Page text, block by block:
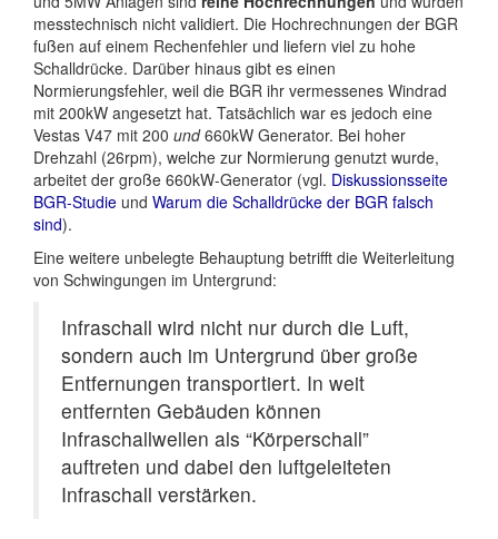
messtechnisch nicht validiert. Die Hochrechnungen der BGR
fußen auf einem Rechenfehler und liefern viel zu hohe
Schalldrücke. Darüber hinaus gibt es einen
Normierungsfehler, weil die BGR ihr vermessenes Windrad
mit 200kW angesetzt hat. Tatsächlich war es jedoch eine
Vestas V47 mit 200 und660kW Generator. Bei hoher
Drehzahl (26rpm), welche zur Normierung genutzt wurde,
arbeitet der große 660kW-Generator (vgl. Diskussionsseite
BGR-Studie und Warum die Schalldrücke der BGR falsch
sind).
Eine weitere unbelegte Behauptung betrifft die Weiterleitung
von Schwingungen im Untergrund:
Infraschall wird nicht nur durch die Luft,
sondern auch im Untergrund über große
Entfernungen transportiert. In weit
entfernten Gebäuden können
Infraschallwellen als “Körperschall”
auftreten und dabei den luftgeleiteten
Infraschall verstärken.